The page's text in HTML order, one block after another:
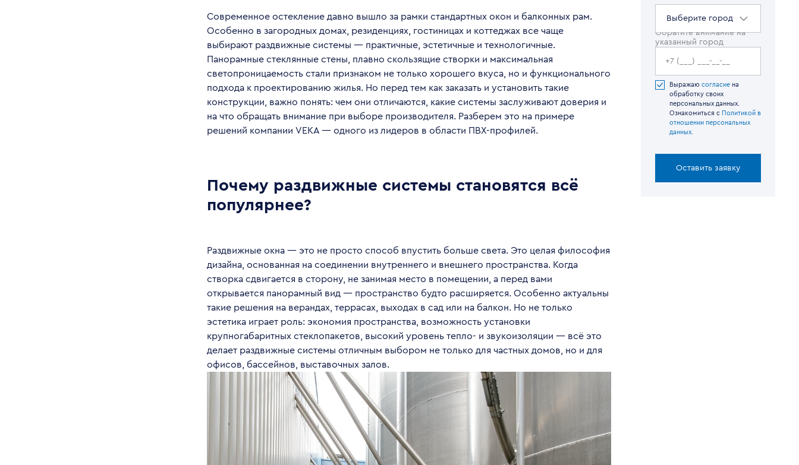
Современное остекление давно вышло за рамки стандартных окон и балконных рам.
Особенно в загородных домах, резиденциях, гостиницах и коттеджах все чаще
выбирают раздвижные системы — практичные, эстетичные и технологичные.
Панорамные стеклянные стены, плавно скользящие створки и максимальная
светопроницаемость стали признаком не только хорошего вкуса, но и функционального
подхода к проектированию жилья. Но перед тем как заказать и установить такие
конструкции, важно понять: чем они отличаются, какие системы заслуживают доверия и
на что обращать внимание при выборе производителя. Разберем это на примере
решений компании VEKA — одного из лидеров в области ПВХ-профилей.
Почему раздвижные системы становятся всё
популярнее?
Раздвижные окна — это не просто способ впустить больше света. Это целая философия
дизайна, основанная на соединении внутреннего и внешнего пространства. Когда
створка сдвигается в сторону, не занимая место в помещении, а перед вами
открывается панорамный вид — пространство будто расширяется. Особенно актуальны
такие решения на верандах, террасах, выходах в сад или на балкон. Но не только
эстетика играет роль: экономия пространства, возможность установки
крупногабаритных стеклопакетов, высокий уровень тепло- и звукоизоляции — всё это
делает раздвижные системы отличным выбором не только для частных домов, но и для
офисов, бассейнов, выставочных залов.
Выберите город
Обратите внимание на
указанный город
Выражаю согласие на
обработку своих
персональных данных.
Ознакомиться с Политикой в
отношении персональных
данных.
Оставить заявку